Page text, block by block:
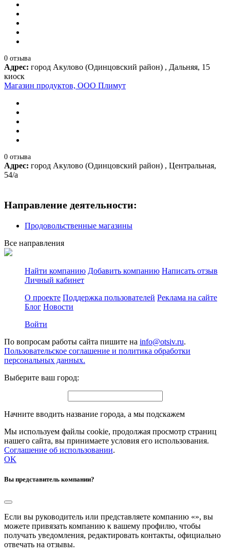
0 отзыва
Адрес: город Акулово (Одинцовский район) , Дальняя, 15
киоск
Магазин продуктов, ООО Плимут
0 отзыва
Адрес: город Акулово (Одинцовский район) , Центральная,
54/а
Направление деятельности:
Продовольственные магазины
Все направления
Найти компанию Добавить компанию Написать отзыв
Личный кабинет
О проекте Поддержка пользователей Реклама на сайте
Блог Новости
Войти
По вопросам работы сайта пишите на info@otsiv.ru.
Пользовательское соглашение и политика обработки
персональных данных.
Выберите ваш город:
Начните вводить название города, а мы подскажем
Мы используем файлы cookie, продолжая просмотр страниц
нашего сайта, вы принимаете условия его использования.
Соглашение об использовании.
OK
Вы представитель компании?
Если вы руководитель или представляете компанию «», вы
можете привязать компанию к вашему профилю, чтобы
получать уведомления, редактировать контакты, официально
отвечать на отзывы.